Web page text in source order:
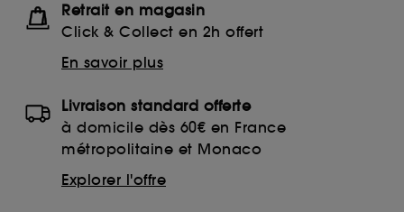
Retrait en magasin
Click & Collect en 2h offert
En savoir plus
Livraison standard offerte
à domicile dès 60€ en France
métropolitaine et Monaco
Explorer l'offre